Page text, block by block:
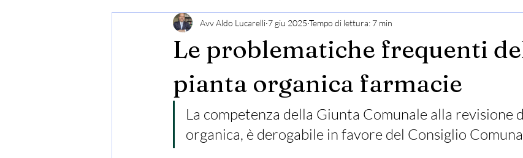
© Copyright
Le problematiche frequenti
pianta organica farmacie
Avv Aldo Lucarelli 7 giu 2025 Tempo di lettura: 7 min
La competenza della Giunta Comunale alla revisione
organica, è derogabile in favore del Consiglio